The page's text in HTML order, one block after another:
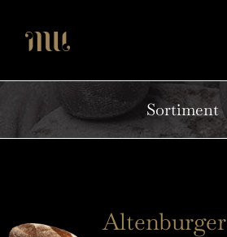
Inhalt
springen
Sortiment
Altenburger